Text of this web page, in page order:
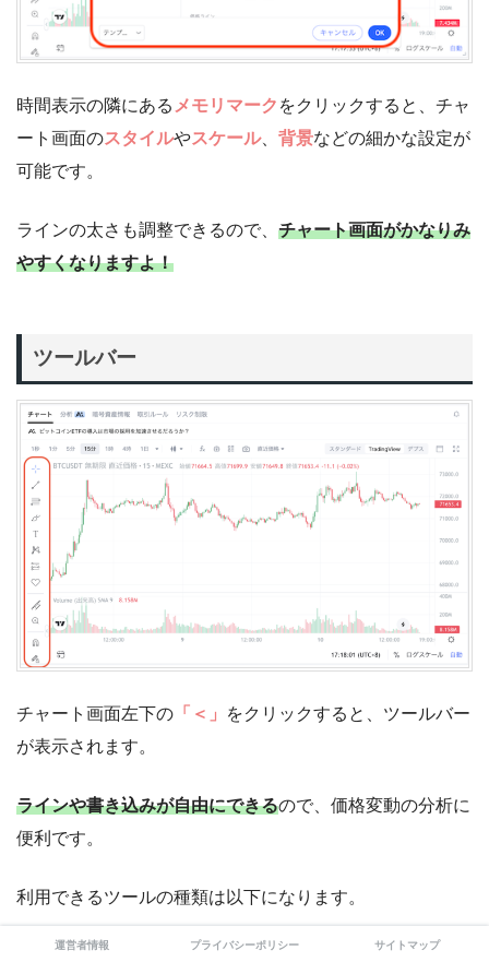
時間表示の隣にある メモリマーク をクリックすると、チャ
ート画面のスタイルやスケール、 背景などの細かな設定が
可能です。
ラインの太さも調整できるので、 チャート画面がかなりみ
やすくなりますよ！
ツールバー
チャート画面左下の 「＜」
をクリックすると、ツールバー
が表示されます。
ラインや書き込みが自由にできるので、価格変動の分析に
便利です。
利用できるツールの種類は以下になります。
運営者情報 プライバシーポリシー サイトマップ